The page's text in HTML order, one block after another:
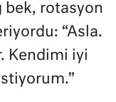
bek, rotasyon
“Asla.
Kendimi iyi